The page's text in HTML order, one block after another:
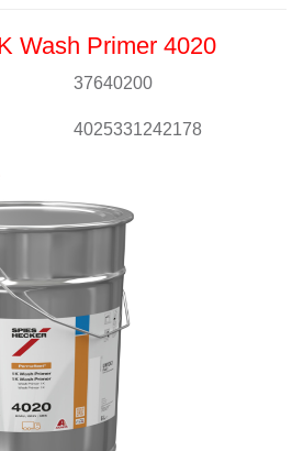
Wash Primer 4020
37640200
4025331242178